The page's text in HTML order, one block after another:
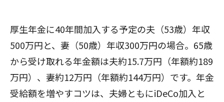
厚生年金に40年間加入する予定の夫（53歳）年収
500万円と、妻（50歳）年収300万円の場合。65歳
から受け取れる年金額は夫約15.7万円（年額約189
万円）、妻約12万円（年額約144万円）です。年金
受給額を増やすコツは、夫婦ともにiDeCo加入と